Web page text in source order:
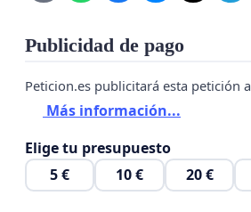
Publicidad de pago
Peticion.es publicitará esta petición a
Más información...
Elige tu presupuesto
5 €
10 € 20 €